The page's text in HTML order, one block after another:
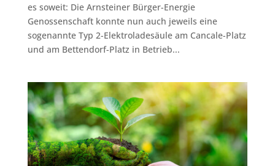
es soweit: Die Arnsteiner Bürger-Energie
Genossenschaft konnte nun auch jeweils eine
sogenannte Typ 2-Elektroladesäule am Cancale-Platz
und am Bettendorf-Platz in Betrieb...